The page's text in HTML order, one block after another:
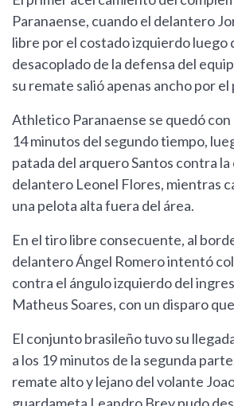
Paranaense, cuando el delantero
libre por el costado izquierdo luego
desacoplado de la defensa del
su remate salió apenas ancho por el
Athletico Paranaense se quedó con
14 minutos del segundo tiempo,
patada del arquero Santos contra la
delantero Leonel Flores, mientras
una pelota alta fuera del área.
En el tiro libre consecuente, al
delantero Ángel Romero intentó
contra el ángulo izquierdo del
Matheus Soares, con un disparo
El conjunto brasileño tuvo su
a los 19 minutos de la segunda
remate alto y lejano del volante